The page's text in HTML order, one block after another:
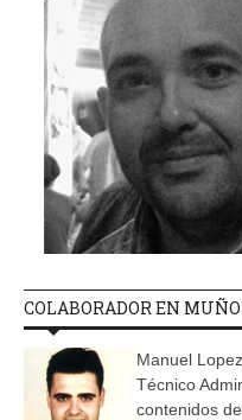
COLABORADOR EN
Manuel
Técnico
contenidos de